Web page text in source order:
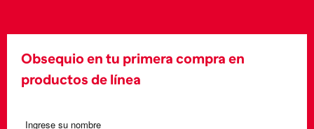
Obsequio en tu primera compra en
productos de línea